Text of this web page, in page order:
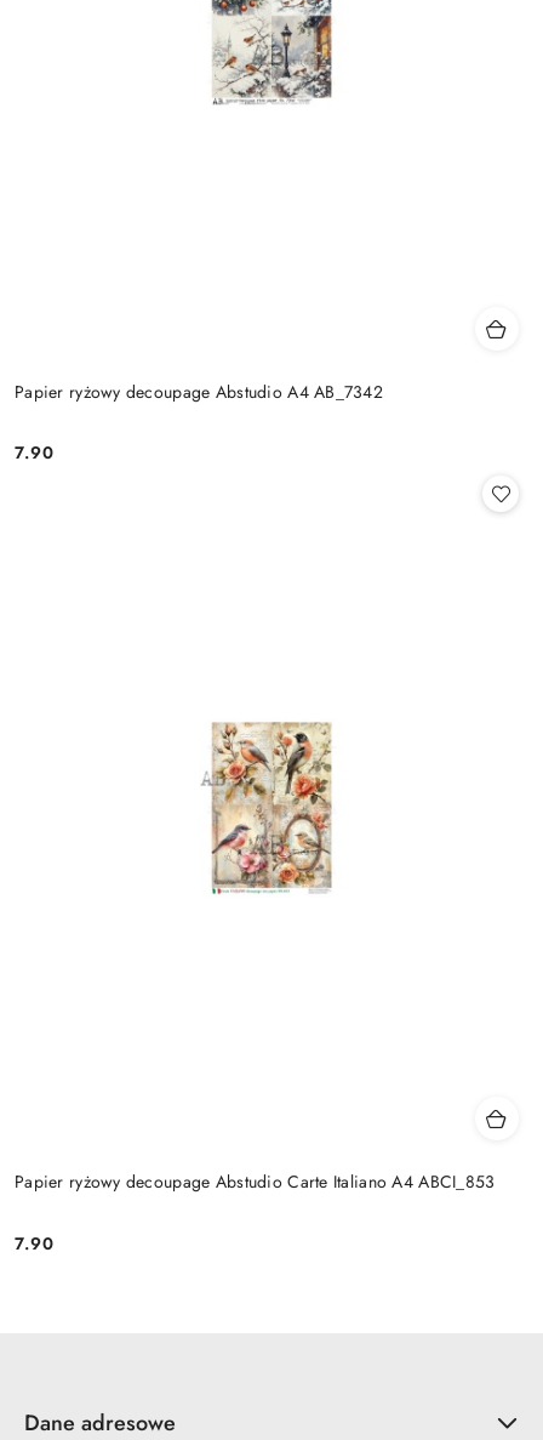
Papier ryżowy decoupage Abstudio A4 AB_7342
Cena:
7.90
Papier ryżowy decoupage Abstudio Carte Italiano A4 ABCI_853
Cena:
7.90
Dane adresowe